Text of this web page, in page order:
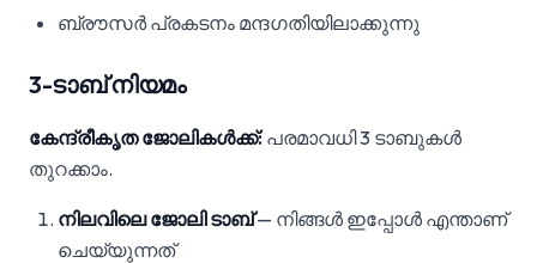
ബ്രൗസർ പ്രകടനം മന്ദഗതിയിലാക്കുന്നു
3-ടാബ് നിയമം
കേന്ദ്രീകൃത ജോലികൾക്ക്: പരമാവധി 3 ടാബുകൾ
തുറക്കാം.
നിലവിലെ ജോലി ടാബ്— നിങ്ങൾ ഇപ്പോൾ എന്താണ്
ചെയ്യുന്നത്